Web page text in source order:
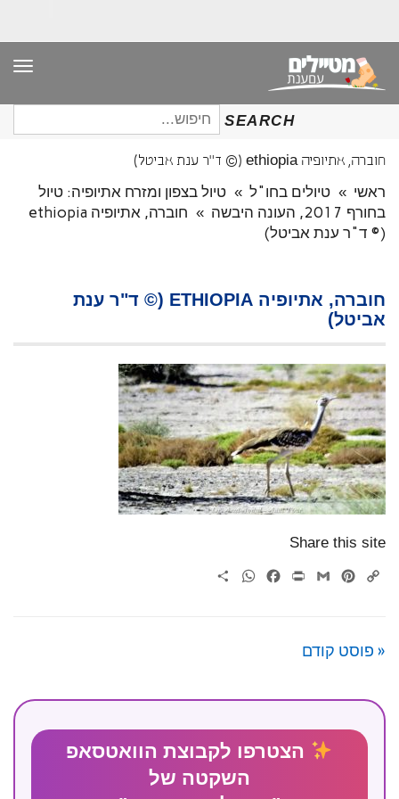
SEARCH
חיפוש
עבור:
חוברה, אתיופיה ethiopia (© ד"ר ענת אביטל)
ראשי » טיולים בחו"ל » טיול בצפון ומזרח אתיופיה: טיול
בחורף 2017, העונה היבשה
»
חוברה, אתיופיה ethiopia
(© ד"ר ענת אביטל)
חוברה, אתיופיה ETHIOPIA (© ד"ר ענת
אביטל)
Share this site
Copy
Pinterest
Gmail
Print
Facebook
WhatsApp
« פוסט קודם
הצטרפו לקבוצת הוואטסאפ
השקטה של